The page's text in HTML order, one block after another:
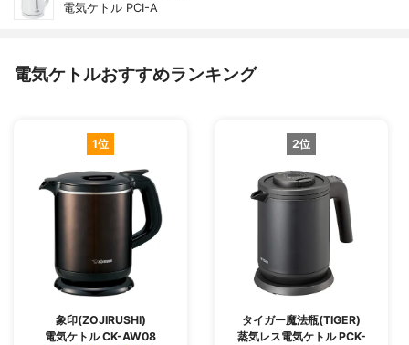
電気ケトル PCI-A
電気ケトルおすすめランキング
1位
象印(ZOJIRUSHI)
電気ケトル CK-AW08
2位
タイガー魔法瓶(TIGER)
蒸気レス電気ケトル PCK-